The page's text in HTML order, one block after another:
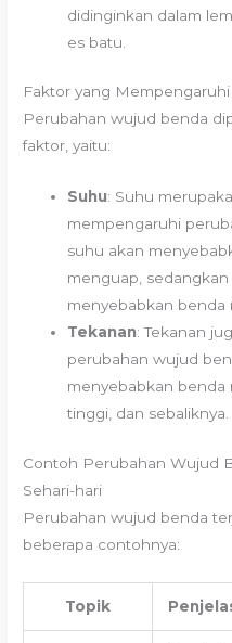
didinginkan dalam
es batu.
Faktor yang
Perubahan wujud benda
faktor, yaitu:
Suhu: Suhu
mempengaruhi
suhu akan
menguap,
menyebabkan
Tekanan: Tekanan
perubahan wujud
menyebabkan benda
tinggi, dan sebaliknya.
Contoh Perubahan Wujud
Sehari-hari
Perubahan wujud benda
beberapa contohnya:
Topik